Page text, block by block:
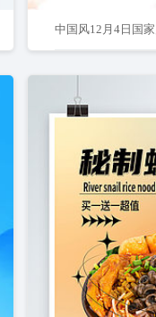
中国风12月4日国